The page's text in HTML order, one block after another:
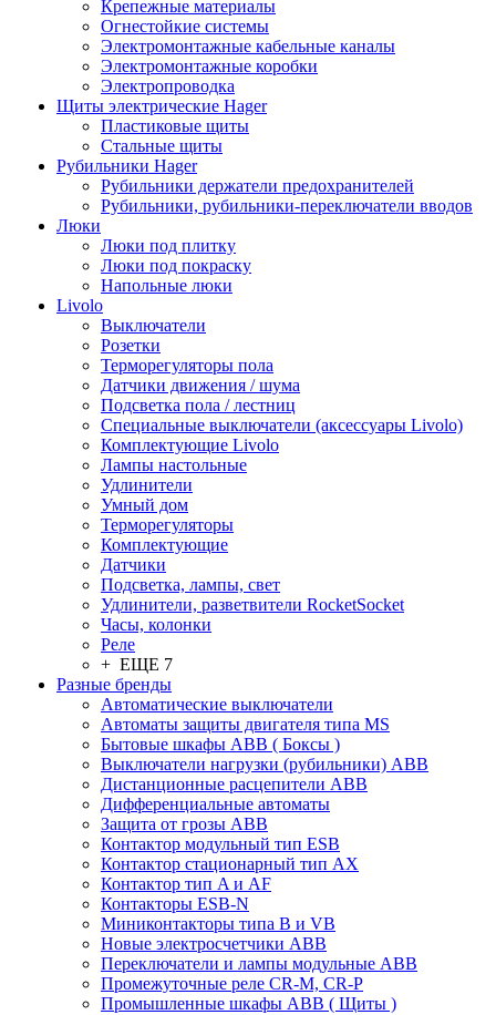
Крепежные материалы
Огнестойкие системы
Электромонтажные кабельные каналы
Электромонтажные коробки
Электропроводка
Щиты электрические Hager
Пластиковые щиты
Стальные щиты
Рубильники Hager
Рубильники держатели предохранителей
Рубильники, рубильники-переключатели вводов
Люки
Люки под плитку
Люки под покраску
Напольные люки
Livolo
Выключатели
Розетки
Терморегуляторы пола
Датчики движения / шума
Подсветка пола / лестниц
Специальные выключатели (аксессуары Livolo)
Комплектующие Livolo
Лампы настольные
Удлинители
Умный дом
Терморегуляторы
Комплектующие
Датчики
Подсветка, лампы, свет
Удлинители, разветвители RocketSocket
Часы, колонки
Реле
+ ЕЩЕ 7
Разные бренды
Автоматические выключатели
Автоматы защиты двигателя типа MS
Бытовые шкафы ABB ( Боксы )
Выключатели нагрузки (рубильники) ABB
Дистанционные расцепители ABB
Дифференциальные автоматы
Защита от грозы ABB
Контактор модульный тип ESB
Контактор стационарный тип AX
Контактор тип A и AF
Контакторы ESB-N
Миниконтакторы типа B и VB
Новые электросчетчики ABB
Переключатели и лампы модульные ABB
Промежуточные реле CR-M, CR-P
Промышленные шкафы ABB ( Щиты )